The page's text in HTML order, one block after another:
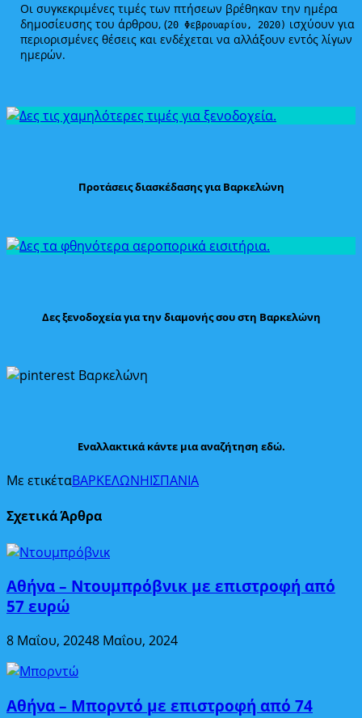
Οι συγκεκριμένες τιμές των πτήσεων βρέθηκαν την ημέρα
δημοσίευσης του άρθρου, (20 Φεβρουαρίου, 2020) ισχύουν για
περιορισμένες θέσεις και ενδέχεται να αλλάξουν εντός λίγων
ημερών.
Προτάσεις διασκέδασης για Βαρκελώνη
Δες ξενοδοχεία για την διαμονής σου στη Βαρκελώνη
Εναλλακτικά κάντε μια αναζήτηση εδώ.
Με ετικέταΒΑΡΚΕΛΩΝΗΙΣΠΑΝΙΑ
Σχετικά Άρθρα
Αθήνα – Ντουμπρόβνικ με επιστροφή από
57 ευρώ
8 Μαΐου, 20248 Μαΐου, 2024
Αθήνα – Μπορντό με επιστροφή από 74